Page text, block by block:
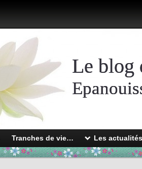
Le blog
Tranches de vie… Les